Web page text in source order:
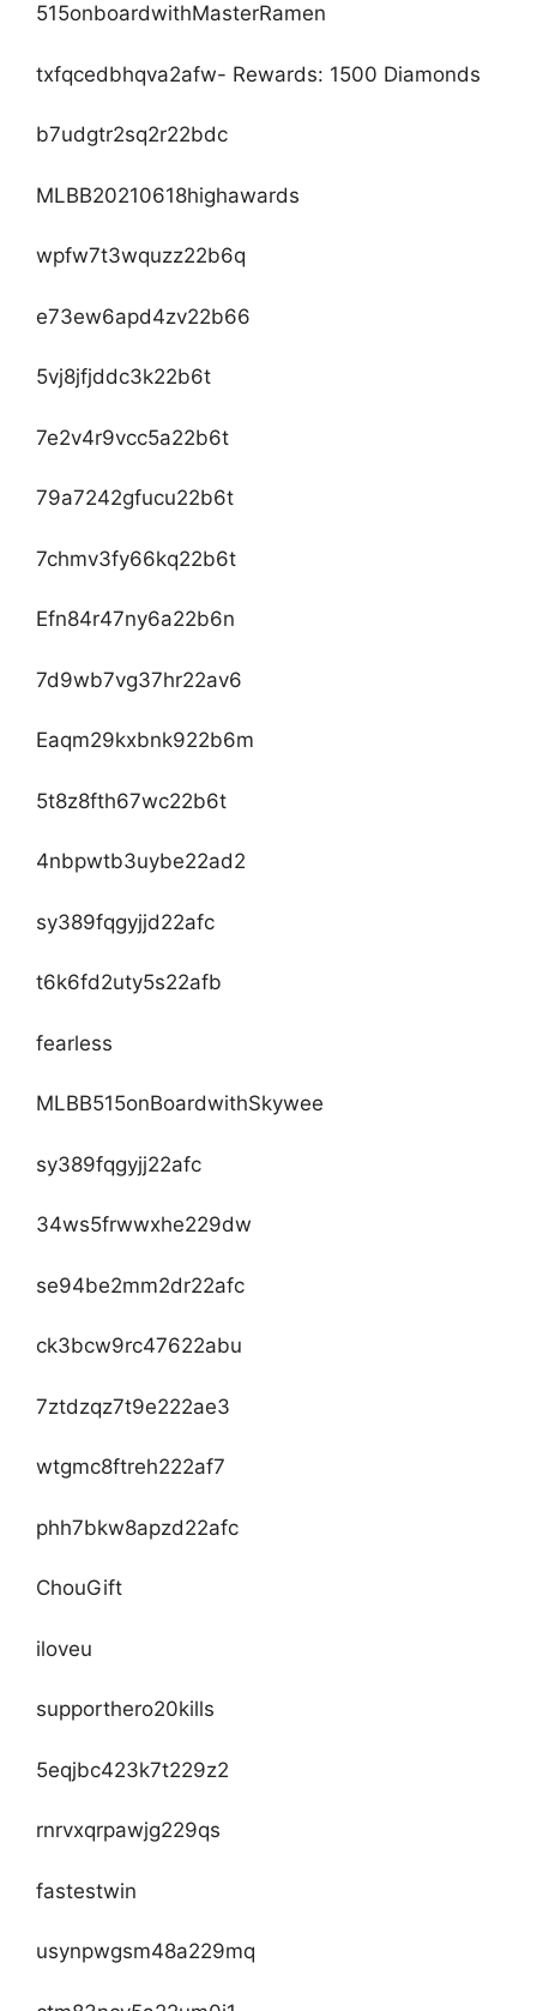
515onboardwithMasterRamen
txfqcedbhqva2afw- Rewards: 1500 Diamonds
b7udgtr2sq2r22bdc
MLBB20210618highawards
wpfw7t3wquzz22b6q
e73ew6apd4zv22b66
5vj8jfjddc3k22b6t
7e2v4r9vcc5a22b6t
79a7242gfucu22b6t
7chmv3fy66kq22b6t
Efn84r47ny6a22b6n
7d9wb7vg37hr22av6
Eaqm29kxbnk922b6m
5t8z8fth67wc22b6t
4nbpwtb3uybe22ad2
sy389fqgyjjd22afc
t6k6fd2uty5s22afb
fearless
MLBB515onBoardwithSkywee
sy389fqgyjj22afc
34ws5frwwxhe229dw
se94be2mm2dr22afc
ck3bcw9rc47622abu
7ztdzqz7t9e222ae3
wtgmc8ftreh222af7
phh7bkw8apzd22afc
ChouGift
iloveu
supporthero20kills
5eqjbc423k7t229z2
rnrvxqrpawjg229qs
fastestwin
usynpwgsm48a229mq